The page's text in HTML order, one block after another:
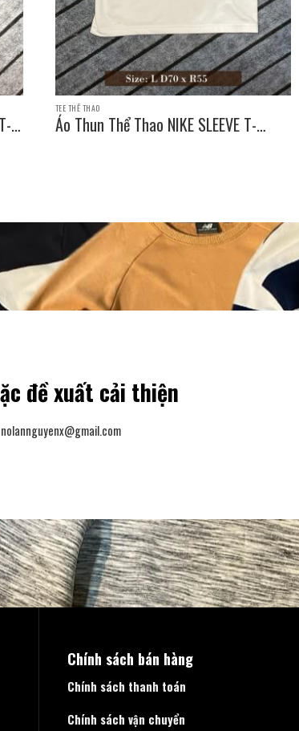
TEE THỂ THAO
Áo Thun Thể Thao NIKE SLEEVE T-
đề xuất cải thiện
nolannguyenx@gmail.com
Chính sách bán hàng
Chính sách thanh toán
Chính sách vận chuyển